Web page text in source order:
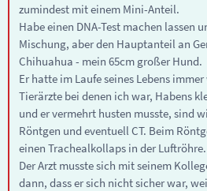
zumindest mit einem Mini-Anteil.
Habe einen DNA-Test machen lassen
Mischung, aber den Hauptanteil an
Chihuahua - mein 65cm großer Hund.
Er hatte im Laufe seines Lebens
Tierärzte bei denen ich war, Habens
und er vermehrt husten musste, sind
Röntgen und eventuell CT. Beim
einen Trachealkollaps in der Luftröhre.
Der Arzt musste sich mit seinem
dann, dass er sich nicht sicher war,